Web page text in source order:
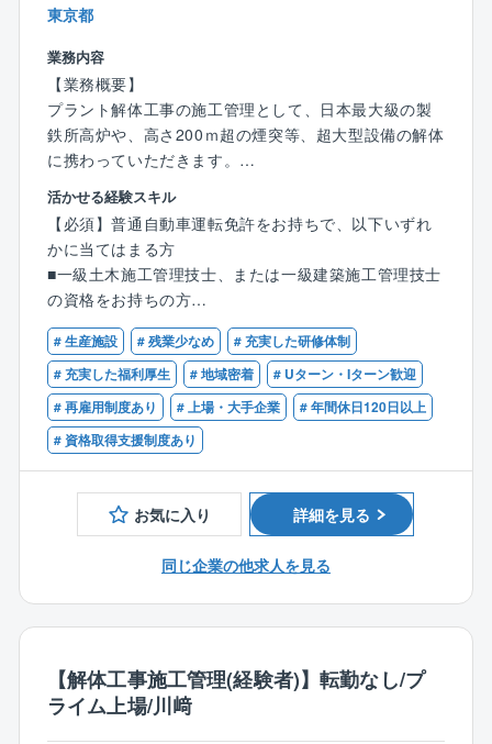
東京都
業務内容
【業務概要】
プラント解体工事の施工管理として、日本最大級の製
鉄所高炉や、高さ200ｍ超の煙突等、超大型設備の解体
に携わっていただきます。
プラント解体工事の施工管理をお任せします。品質管
理が不要のためトラブル対応や事務作業が少なく、残
業も月平均25h程度。
工期が1～3か月のため、スピーディーに現場がまわり
ます。
【業務内容】
■廃棄物処理およびスクラップの処分の手配
■解体前の事前調査（環境対策･工法の検討)
■施工計画作成(工程･安全･コスト･品質などの管理)
【同社の特徴：働きやすさ】
■残業25時間程度
■施工は日中のみ
■所定労働は7時間20分で18～19時帰宅
【やりがい】
⇒解体では区画ごとではなく、1つの工事を丸ごと請負
活かせる経験スキル
【必須】普通自動車運転免許をお持ちで、以下いずれ
かに当てはまる方
■一級土木施工管理技士、または一級建築施工管理技士
の資格をお持ちの方
■その他解体業の監理技術者の要件を満たす方
【歓迎】
■マネジメント経験のある方
# 生産施設 # 残業少なめ
# 充実した研修体制
# 充実した福利厚生
# 地域密着
# Uターン・Iターン歓迎
# 再雇用制度あり
# 上場・大手企業
# 年間休日120日以上
# 資格取得支援制度あり
お気に入り 詳細を見る
同じ企業の他求人を見る
【解体工事施工管理(経験者)】転勤なし/プ
ライム上場/川﨑